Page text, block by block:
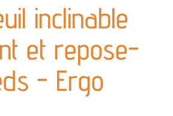
inclinable
et repose-
- Ergo